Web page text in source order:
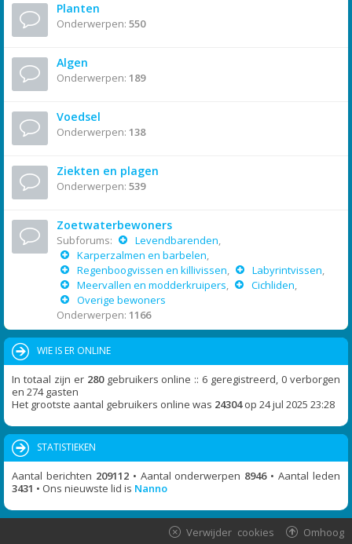
Planten
Onderwerpen: 550
Algen
Onderwerpen: 189
Voedsel
Onderwerpen: 138
Ziekten en plagen
Onderwerpen: 539
Zoetwaterbewoners
Subforums: Levendbarenden,
Karperzalmen en barbelen,
Regenboogvissen en killivissen, Labyrintvissen,
Meervallen en modderkruipers, Cichliden,
Overige bewoners
Onderwerpen: 1166
WIE IS ER ONLINE
In totaal zijn er 280gebruikers online :: 6 geregistreerd, 0 verborgen
en 274 gasten
Het grootste aantal gebruikers online was 24304op 24 jul 2025 23:28
STATISTIEKEN
Aantal berichten 209112• Aantal onderwerpen 8946• Aantal leden
3431 • Ons nieuwste lid is Nanno
Omhoog
Verwijder cookies